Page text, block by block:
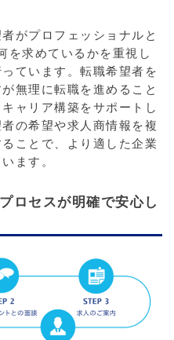
がプロフェッショナルと
を求めているかを重視し
ています。転職希望者を
無理に転職を進めること
ャリア構築をサポートし
の希望や求人商情報を複
ことで、より適した企業
ます。
ロセスが明確で安心し